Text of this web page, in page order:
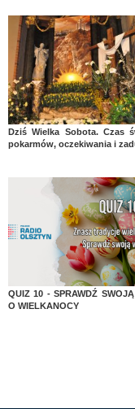
Dziś Wielka Sobota. Czas
pokarmów, oczekiwania i
QUIZ 10 - SPRAWDŹ
O WIELKANOCY